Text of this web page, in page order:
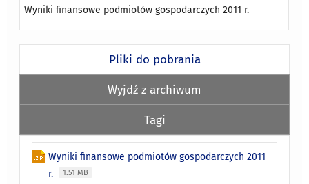
Wyniki finansowe podmiotów gospodarczych 2011 r.
Pliki do pobrania
Wyjdź z archiwum
Tagi
Wyniki finansowe podmiotów gospodarczych 2011
r.
1.51 MB